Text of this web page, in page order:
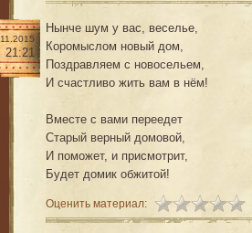
21:21
Нынче шум у вас, веселье,
Коромыслом новый дом,
Поздравляем с новосельем,
И счастливо жить вам в нём!
Вместе с вами переедет
Старый верный домовой,
И поможет, и присмотрит,
Будет домик обжитой!
Оценить материал: